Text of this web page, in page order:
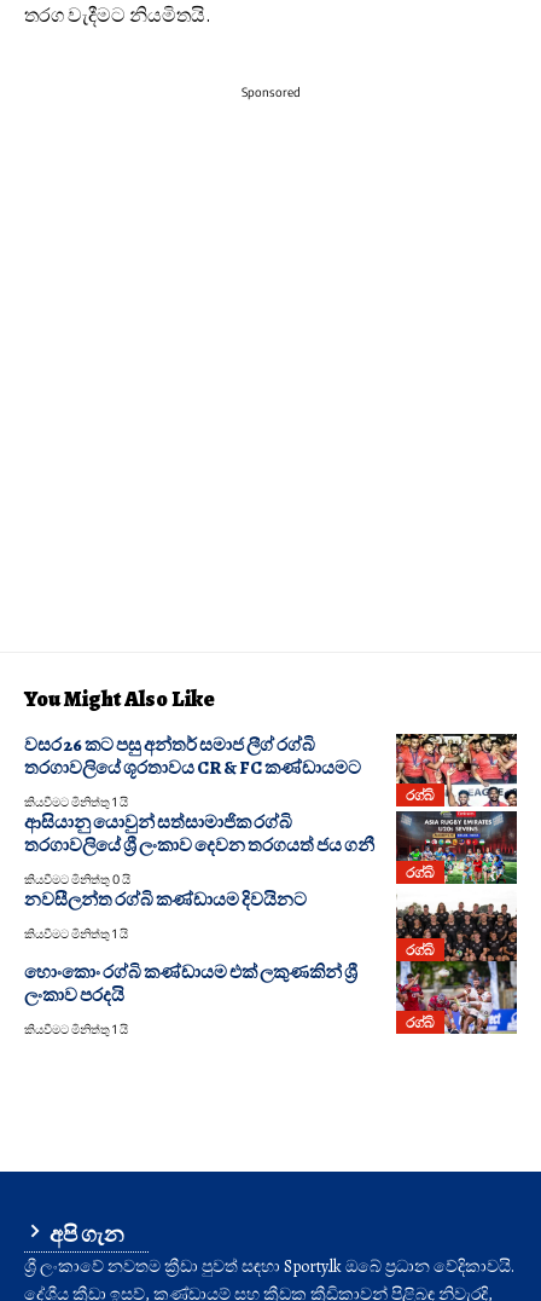
තරග වැදීමට නියමිතයි.
Sponsored
You Might Also Like
රග්බි
වසර 26 කට පසු අන්තර් සමාජ ලීග් රග්බි
තරගාවලියේ ශූරතාවය CR & FC කණ්ඩායමට
කියවීමට මිනිත්තු 1 යි
රග්බි
ආසියානු යොවුන් සත්සාමාජික රග්බි
තරගාවලියේ ශ්‍රී ලංකාව දෙවන ත‍රගයත් ජය ගනී
කියවීමට මිනිත්තු 0 යි
රග්බි
නවසීලන්ත රග්බි කණ්ඩායම දිවයිනට
කියවීමට මිනිත්තු 1 යි
රග්බි
හොංකොං රග්බි කණ්ඩායම එක් ලකුණකින් ශ්‍රී
ලංකාව පරදයි
කියවීමට මිනිත්තු 1 යි
අපි ගැන
ශ්‍රී ලංකාවේ නවතම ක්‍රීඩා පුවත් සඳහා Sporty.lk ඔබේ ප්‍රධාන වේදිකාවයි.
දේශීය ක්‍රීඩා ඉසව්, කණ්ඩායම් සහ ක්‍රීඩක ක්‍රීඩිකාවන් පිළිබඳ නිවැරදි,